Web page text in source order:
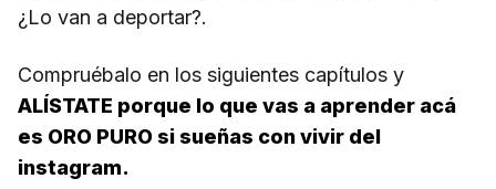
¿Lo van a deportar?.
Compruébalo en los siguientes capítulos y
ALÍSTATE porque lo que vas a aprender acá
es ORO PURO si sueñas con vivir del
instagram.